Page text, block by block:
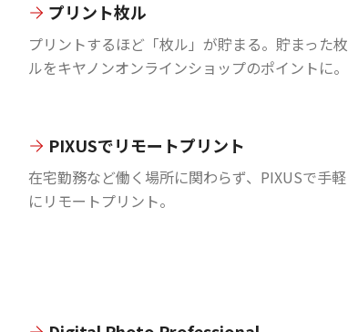
プリント枚ル
プリントするほど「枚ル」が貯まる。貯まった枚
ルをキヤノンオンラインショップのポイントに。
PIXUSでリモートプリント
在宅勤務など働く場所に関わらず、PIXUSで手軽
にリモートプリント。